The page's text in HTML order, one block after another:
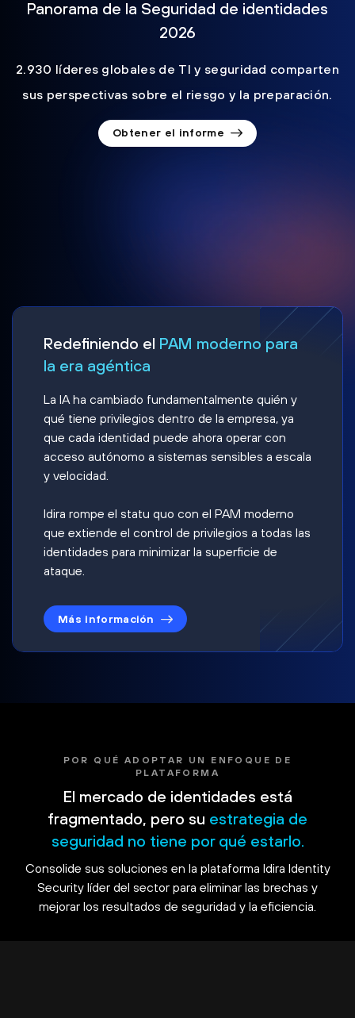
Panorama de la Seguridad de identidades
2026
2.930 líderes globales de TI y seguridad comparten
sus perspectivas sobre el riesgo y la preparación.
Obtener el informe
Redefiniendo el PAM moderno para
la era agéntica
La IA ha cambiado fundamentalmente quién y
qué tiene privilegios dentro de la empresa, ya
que cada identidad puede ahora operar con
acceso autónomo a sistemas sensibles a escala
y velocidad.
Idira rompe el statu quo con el PAM moderno
que extiende el control de privilegios a todas las
identidades para minimizar la superficie de
ataque.
Más información
POR QUÉ ADOPTAR UN ENFOQUE DE
PLATAFORMA
El mercado de identidades está
fragmentado, pero su estrategia de
seguridad no tiene por qué estarlo.
Consolide sus soluciones en la plataforma Idira Identity
Security líder del sector para eliminar las brechas y
mejorar los resultados de seguridad y la eficiencia.